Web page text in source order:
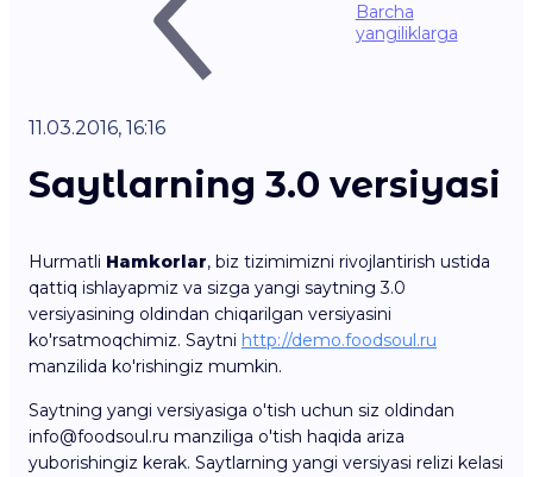
Barcha
yangiliklarga
11.03.2016, 16:16
Saytlarning 3.0 versiyasi
Hurmatli Hamkorlar, biz tizimimizni rivojlantirish ustida
qattiq ishlayapmiz va sizga yangi saytning 3.0
versiyasining oldindan chiqarilgan versiyasini
ko'rsatmoqchimiz. Saytni http://demo.foodsoul.ru
manzilida ko'rishingiz mumkin.
Saytning yangi versiyasiga o'tish uchun siz oldindan
info@foodsoul.ru manziliga o'tish haqida ariza
yuborishingiz kerak. Saytlarning yangi versiyasi relizi kelasi